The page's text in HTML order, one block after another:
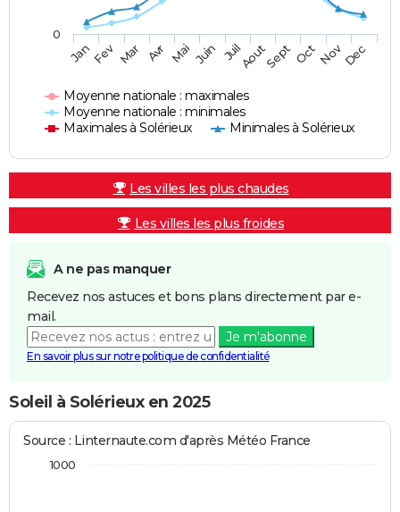
Moyenne nationale : maximales
Moyenne nationale : minimales
Maximales à Solérieux
Minimales à Solérieux
JanFev Mar Avr Mai Juin JuilAoutSept OctNovDec
0
Les villes les plus chaudes
Les villes les plus froides
A ne pas manquer
Recevez nos astuces et bons plans directement par e-
mail.
Je m'abonne
En savoir plus sur notre politique de confidentialité
Soleil à Solérieux en 2025
Source : Linternaute.com d'après Météo France
1000